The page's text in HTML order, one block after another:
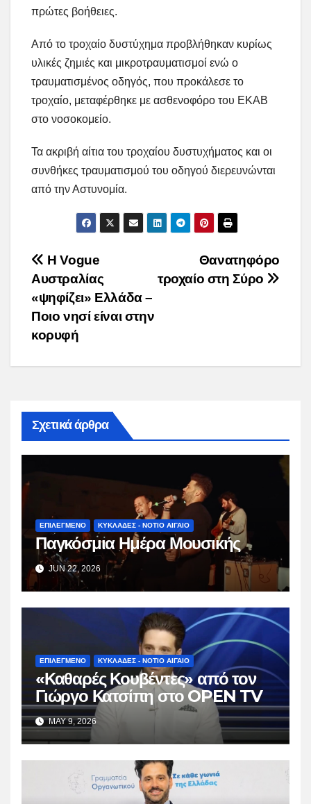
πρώτες βοήθειες.
Από το τροχαίο δυστύχημα προβλήθηκαν κυρίως
υλικές ζημιές και μικροτραυματισμοί ενώ ο
τραυματισμένος οδηγός, που προκάλεσε το
τροχαίο, μεταφέρθηκε με ασθενοφόρο του ΕΚΑΒ
στο νοσοκομείο.
Τα ακριβή αίτια του τροχαίου δυστυχήματος και οι
συνθήκες τραυματισμού του οδηγού διερευνώνται
από την Αστυνομία.
Post
navigation
Θανατηφόρο
τροχαίο στη Σύρο
Η Vogue
Aυστραλίας
«ψηφίζει» Ελλάδα –
Ποιο νησί είναι στην
κορυφή
Σχετικά άρθρα
ΕΠΙΛΕΓΜΕΝΟ ΚΥΚΛΑΔΕΣ - ΝΟΤΙΟ ΑΙΓΑΙΟ
Παγκόσμια Ημέρα Μουσικής
JUN 22, 2026
ΕΠΙΛΕΓΜΕΝΟ ΚΥΚΛΑΔΕΣ - ΝΟΤΙΟ ΑΙΓΑΙΟ
«Καθαρές Κουβέντες» από τον
Γιώργο Κατσίπη στο OPEN TV
MAY 9, 2026